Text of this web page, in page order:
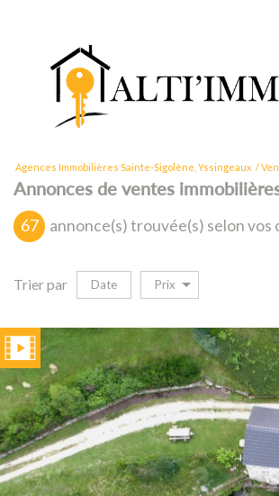
Agences Immobilières Sainte-Sigolène, Yssingeaux
Annonces de ventes
67 annonce(s) trouvée(s) selon vos
vente
Critères
Piscine Parking
Trier par Date Prix